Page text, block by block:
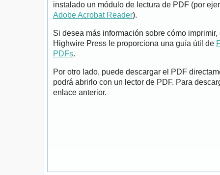
instalado un módulo de lectura de PDF (por
Adobe Acrobat Reader).
Si desea más información sobre cómo
Highwire Press le proporciona una guía útil de
PDFs.
Por otro lado, puede descargar el PDF
podrá abrirlo con un lector de PDF. Para
enlace anterior.